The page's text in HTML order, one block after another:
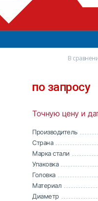
В
по запросу
Точную цену и
Производитель
Страна
Марка стали
Упаковка
Головка
Материал
Диаметр